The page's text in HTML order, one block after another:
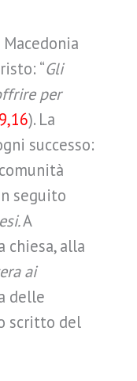
“Gli
per
). La
successo:
seguito
A
chiesa, alla
ai
delle
scritto del